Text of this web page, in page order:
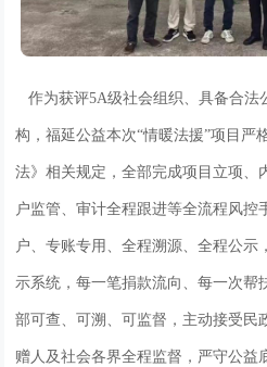
作为获评5A级社会组织、具备合法
构，福延公益本次“情暖法援”项目严
法》相关规定，全部完成项目立项、
户监管、审计全程跟进等全流程风控
户、专账专用、全程溯源、全程公示
示系统，每一笔捐款流向、每一次帮
部可查、可溯、可监督，主动接受民
赠人及社会各界全程监督，严守公益